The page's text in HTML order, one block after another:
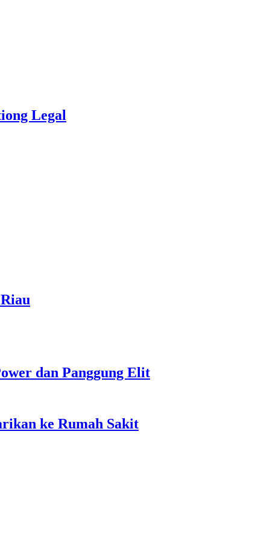
Legal
dan Panggung Elit
ke Rumah Sakit